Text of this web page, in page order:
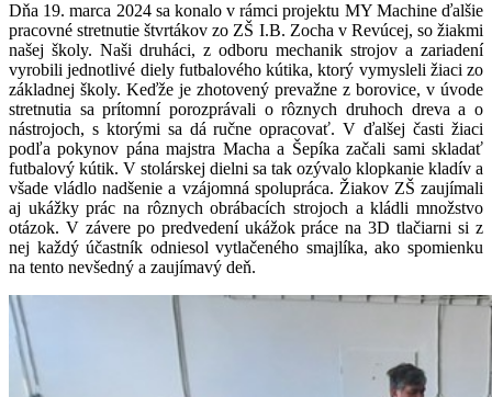
Dňa 19. marca 2024 sa konalo v rámci projektu MY Machine ďalšie
pracovné stretnutie štvrtákov zo ZŠ I.B. Zocha v Revúcej, so žiakmi
našej školy. Naši druháci, z odboru mechanik strojov a zariadení
vyrobili jednotlivé diely futbalového kútika, ktorý vymysleli žiaci zo
základnej školy. Keďže je zhotovený prevažne z borovice, v úvode
stretnutia sa prítomní porozprávali o rôznych druhoch dreva a o
nástrojoch, s ktorými sa dá ručne opracovať. V ďalšej časti žiaci
podľa pokynov pána majstra Macha a Šepíka začali sami skladať
futbalový kútik. V stolárskej dielni sa tak ozývalo klopkanie kladív a
všade vládlo nadšenie a vzájomná spolupráca. Žiakov ZŠ zaujímali
aj ukážky prác na rôznych obrábacích strojoch a kládli množstvo
otázok. V závere po predvedení ukážok práce na 3D tlačiarni si z
nej každý účastník odniesol vytlačeného smajlíka, ako spomienku
na tento nevšedný a zaujímavý deň.